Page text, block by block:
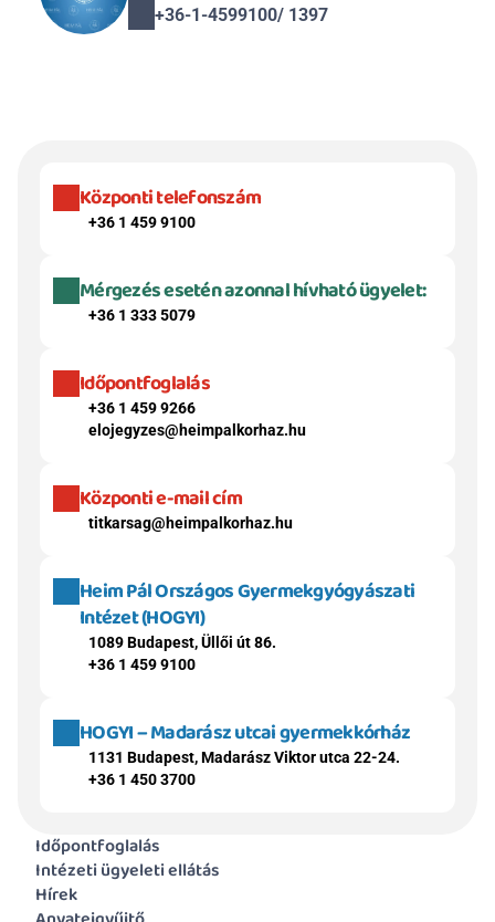
+36-1-4599100/ 1397
Központi telefonszám
+36 1 459 9100
Mérgezés esetén azonnal hívható ügyelet:
+36 1 333 5079
Időpontfoglalás
+36 1 459 9266
elojegyzes@heimpalkorhaz.hu
Központi e-mail cím
titkarsag@heimpalkorhaz.hu
Heim Pál Országos Gyermekgyógyászati
Intézet (HOGYI)
1089 Budapest, Üllői út 86.
+36 1 459 9100
HOGYI – Madarász utcai gyermekkórház
1131 Budapest, Madarász Viktor utca 22-24.
+36 1 450 3700
Időpontfoglalás
Intézeti ügyeleti ellátás
Hírek